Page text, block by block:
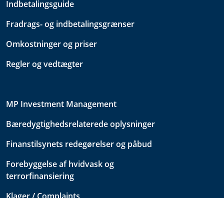
Indbetalingsguide
Fradrags- og indbetalingsgrænser
Omkostninger og priser
Regler og vedtægter
MP Investment Management
Bæredygtighedsrelaterede oplysninger
Finanstilsynets redegørelser og påbud
Forebyggelse af hvidvask og
terrorfinansiering